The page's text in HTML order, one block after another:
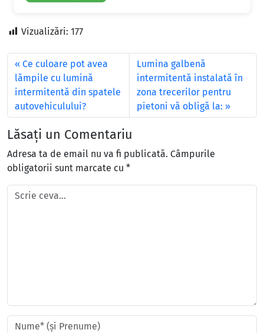
Vizualizări: 177
Ce culoare pot avea
lămpile cu lumină
intermitentă din spatele
autovehiculului?
Lumina galbenă
intermitentă instalată în
zona trecerilor pentru
pietoni vă obligă la:
Lăsați un Comentariu
Adresa ta de email nu va fi publicată. Câmpurile
obligatorii sunt marcate cu *